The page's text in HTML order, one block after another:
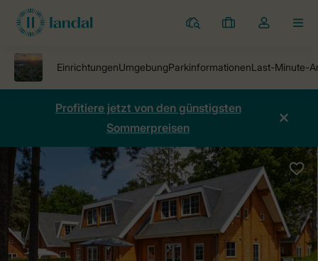
Ferienparks
Meine
Dropdown-
öffnen
Profitiere jetzt von den günstigsten
Sommerpreisen